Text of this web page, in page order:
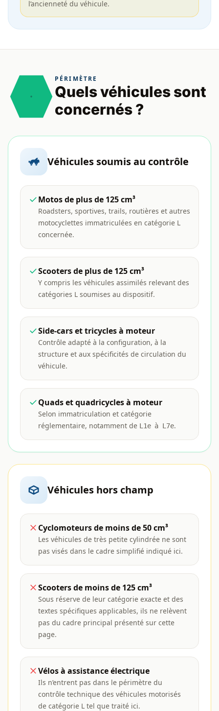
l’ancienneté du véhicule.
PÉRIMÈTRE
Quels véhicules sont
concernés ?
Véhicules soumis au contrôle
Motos de plus de 125 cm³
Roadsters, sportives, trails, routières et autres
motocyclettes immatriculées en catégorie L
concernée.
Scooters de plus de 125 cm³
Y compris les véhicules assimilés relevant des
catégories L soumises au dispositif.
Side-cars et tricycles à moteur
Contrôle adapté à la configuration, à la
structure et aux spécificités de circulation du
véhicule.
Quads et quadricycles à moteur
Selon immatriculation et catégorie
réglementaire, notamment de L1e à L7e.
Véhicules hors champ
Cyclomoteurs de moins de 50 cm³
Les véhicules de très petite cylindrée ne sont
pas visés dans le cadre simplifié indiqué ici.
Scooters de moins de 125 cm³
Sous réserve de leur catégorie exacte et des
textes spécifiques applicables, ils ne relèvent
pas du cadre principal présenté sur cette
page.
Vélos à assistance électrique
Ils n’entrent pas dans le périmètre du
contrôle technique des véhicules motorisés
de catégorie L tel que traité ici.